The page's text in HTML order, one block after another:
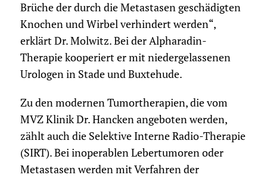
Brüche der durch die Metastasen geschädigten
Knochen und Wirbel verhindert werden“,
erklärt Dr. Molwitz. Bei der Alpharadin-
Therapie kooperiert er mit niedergelassenen
Urologen in Stade und Buxtehude.
Zu den modernen Tumortherapien, die vom
MVZ Klinik Dr. Hancken angeboten werden,
zählt auch die Selektive Interne Radio-Therapie
(SIRT). Bei inoperablen Lebertumoren oder
Metastasen werden mit Verfahren der